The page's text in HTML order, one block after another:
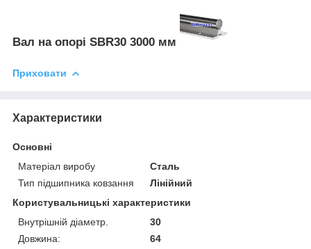
Вал на опорі SBR30 3000 мм
Приховати
Характеристики
Основні
Матеріал виробу
Сталь
Тип підшипника ковзання
Лінійний
Користувальницькі характеристики
Внутрішній діаметр.
30
Довжина:
64